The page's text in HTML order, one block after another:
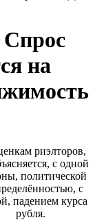
Спрос
на
риэлторов,
с одной
политической
с
падением курса
рубля.